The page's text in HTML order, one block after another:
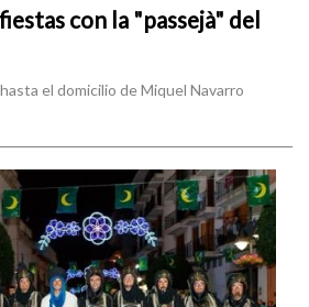
con la "passejà" del
el domicilio de Miquel Navarro